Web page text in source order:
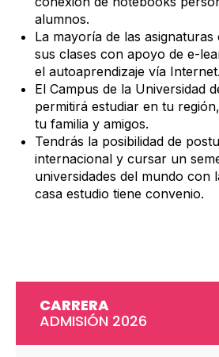
alumnos.
La mayoría de las
sus clases con apoyo de e-
el autoaprendizaje vía Internet.
El Campus de la Universidad
permitirá estudiar en tu
tu familia y amigos.
Tendrás la posibilidad de
internacional y cursar un
universidades del mundo con
casa estudio tiene convenio.
CARRERA
ADMISIÓN 2026